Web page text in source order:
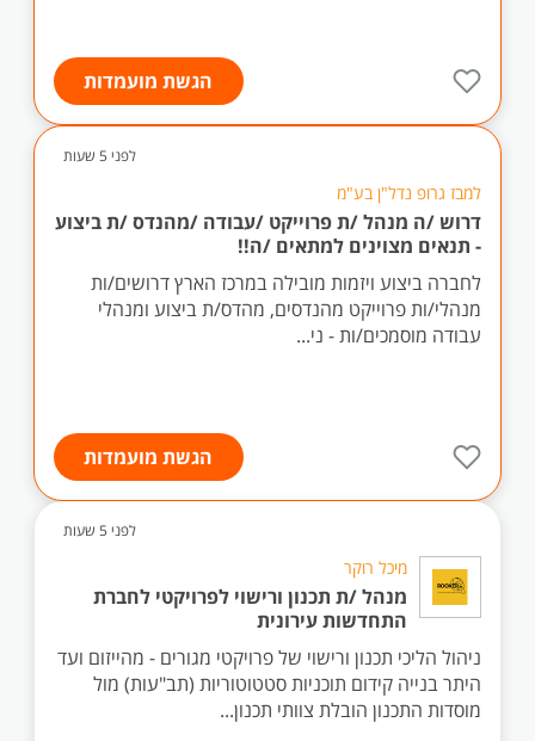
הגשת מועמדות
לפני 5 שעות
למבז גרופ נדל"ן בע"מ
דרוש /ה מנהל /ת פרוייקט /עבודה /מהנדס /ת ביצוע
- תנאים מצוינים למתאים /ה!!
לחברה ביצוע ויזמות מובילה במרכז הארץ דרושים/ות
מנהלי/ות פרוייקט מהנדסים, מהדס/ת ביצוע ומנהלי
עבודה מוסמכים/ות - ני...
הגשת מועמדות
לפני 5 שעות
מיכל רוקר
מנהל /ת תכנון ורישוי לפרויקטי לחברת
התחדשות עירונית
ניהול הליכי תכנון ורישוי של פרויקטי מגורים - מהייזום ועד
היתר בנייה קידום תוכניות סטטוטוריות (תב"עות) מול
מוסדות התכנון הובלת צוותי תכנון...